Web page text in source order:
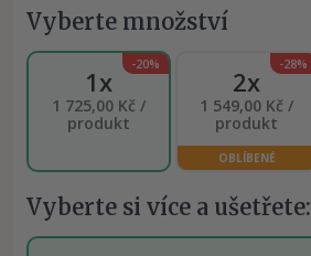
Vyberte množství
-20%
1x
1 725,00 Kč /
produkt
-28%
2x
1 549,00 Kč /
produkt
OBLÍBENÉ
Vyberte si více a ušetřete: